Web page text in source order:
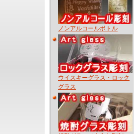
ノンアルコールボトル
ウイスキーグラス・ロック
グラス